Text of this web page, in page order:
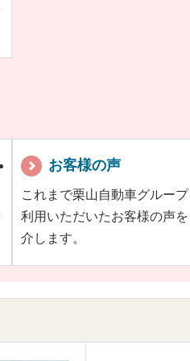
お客様の声
これまで栗山自動車グルー
利用いただいたお客様の声
介します。